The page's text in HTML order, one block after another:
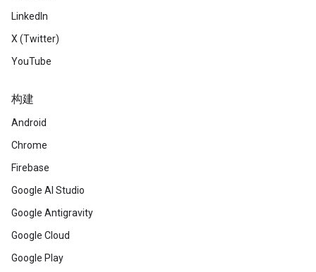
LinkedIn
X (Twitter)
YouTube
构建
Android
Chrome
Firebase
Google AI Studio
Google Antigravity
Google Cloud
Google Play